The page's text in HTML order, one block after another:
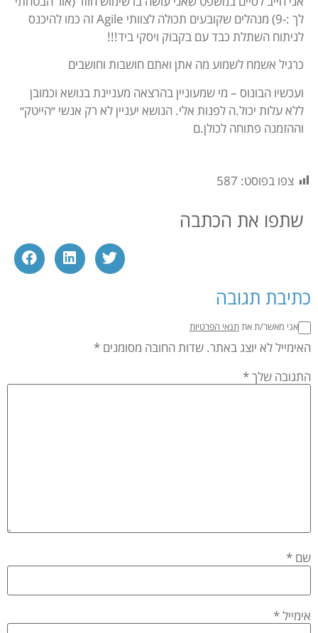
לך :-9) מנהלים שקובעים תכולה לצוותי Agile זה כמו להיכנס
לניתוח השתלת כבד עם בקבוק ויסקי ביד!!!
כרגיל אשמח לשמוע מה אתן ואתם חושבות וחושבים
ועכשיו הבונוס – מי שמעוניין בהרצאה מעניינת בנושא וכמובן
ללא עלות יכול.ה לפנות אלי. הנושא יעניין לא רק אנשי ״הייטק״
וההזמנה פתוחה לכולן.ם
צפו בפוסט: 587
שתפו את הכתבה
כתיבת תגובה
אני מאשר/ת אתתנאי הפרטיות
האימייל לא יוצג באתר. שדות החובה מסומנים *
התגובה שלך*
שם *
אימייל*